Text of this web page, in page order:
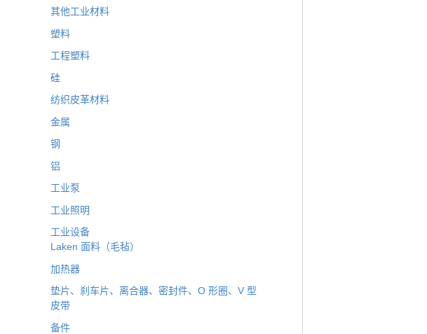
其他工业材料
塑料
工程塑料
硅
纺织皮革材料
金属
钢
铝
工业泵
工业照明
工业设备
Laken 面料（毛毡）
加热器
垫片、刹车片、离合器、密封件、O 形圈、V 型
皮带
备件